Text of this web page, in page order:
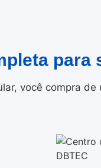
para
você compra